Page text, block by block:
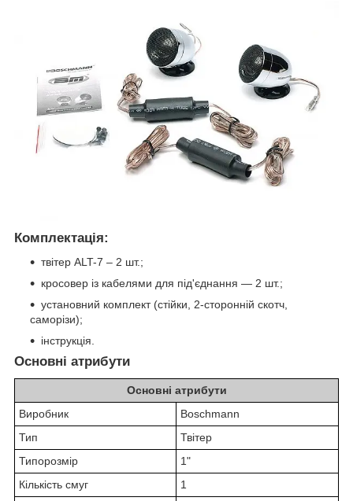
Комплектація:
твітер ALT-7 – 2 шт.;
кросовер із кабелями для під'єднання — 2 шт.;
установний комплект (стійки, 2-сторонній скотч,
саморізи);
інструкція.
Основні атрибути
Основні атрибути
Виробник
Boschmann
Тип
Твітер
Типорозмір
1"
Кількість смуг
1